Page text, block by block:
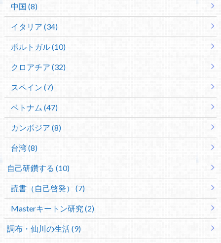
中国 (8)
イタリア (34)
ポルトガル (10)
クロアチア (32)
スペイン (7)
ベトナム (47)
カンボジア (8)
台湾 (8)
自己研鑽する (10)
読書（自己啓発） (7)
Masterキートン研究 (2)
調布・仙川の生活 (9)